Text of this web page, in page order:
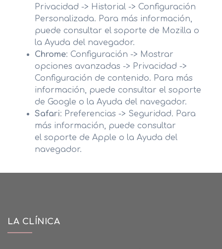
Privacidad -> Historial -> Configuración
Personalizada. Para más información,
puede consultar el soporte de Mozilla o
la Ayuda del navegador.
Chrome: Configuración -> Mostrar
opciones avanzadas -> Privacidad ->
Configuración de contenido. Para más
información, puede consultar el soporte
de Google o la Ayuda del navegador.
Safari: Preferencias -> Seguridad. Para
más información, puede consultar
el soporte de Apple o la Ayuda del
navegador.
LA CLÍNICA